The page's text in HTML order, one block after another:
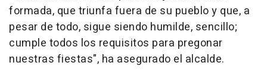
formada, que triunfa fuera de su pueblo y que, a
pesar de todo, sigue siendo humilde, sencillo;
cumple todos los requisitos para pregonar
nuestras fiestas", ha asegurado el alcalde.